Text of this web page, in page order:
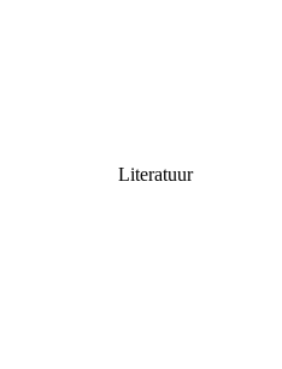
Literatuur